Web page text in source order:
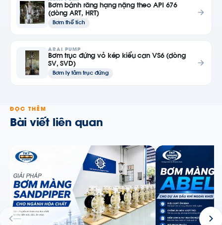
Bơm bánh răng hạng nặng theo API 676
(dòng ART, HRT)
Bơm thể tích
ARAI PUMP
Bơm trục đứng vỏ kép kiểu can VS6 (dòng
SV, SVD)
Bơm ly tâm trục đứng
ĐỌC THÊM
Bài viết liên quan